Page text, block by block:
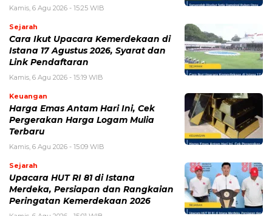
Keuangan
Harga Emas Antam Hari Ini, Cek
Pergerakan Harga Logam Mulia
Terbaru
Kamis, 6 Agu 2026 - 15:09 WIB
Sejarah
Upacara HUT RI 81 di Istana
Merdeka, Persiapan dan Rangkaian
Peringatan Kemerdekaan 2026
Kamis, 6 Agu 2026 - 15:01 WIB
POPULER
Sosok Ini Bongkar Siapa Sebenarnya Dalang Demo 25
Agustus yang Berakhir Ricuh: Bukan Intervensi Asing
(1,000,010)